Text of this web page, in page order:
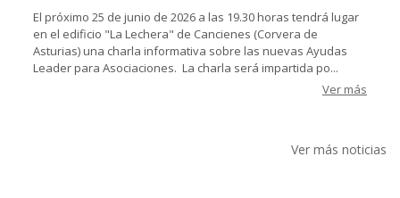
El próximo 25 de junio de 2026 a las 19.30 horas tendrá lugar
en el edificio "La Lechera" de Cancienes (Corvera de
Asturias) una charla informativa sobre las nuevas Ayudas
Leader para Asociaciones. La charla será impartida po...
Ver más
Ver más noticias